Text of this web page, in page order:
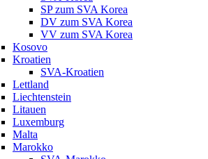
SP zum SVA Korea
DV zum SVA Korea
VV zum SVA Korea
Kosovo
Kroatien
SVA-Kroatien
Lettland
Liechtenstein
Litauen
Luxemburg
Malta
Marokko